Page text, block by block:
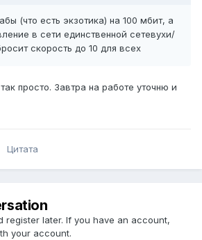
(что есть экзотика) на 100 мбит, а
в сети единственной сетевухи/
скорость до 10 для всех
просто. Завтра на работе уточню и
Цитата
register later. If you have an account,
your account.